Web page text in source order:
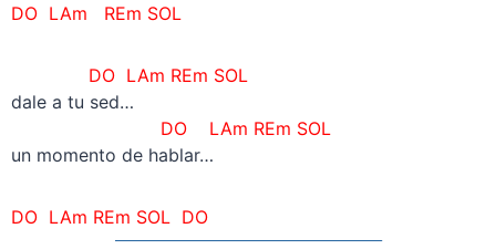
DO LAm REm SOL
DO LAm REm SOL
dale a tu sed…
DO LAm REm SOL
un momento de hablar…
DO LAm REm SOL DO
——————————————————–